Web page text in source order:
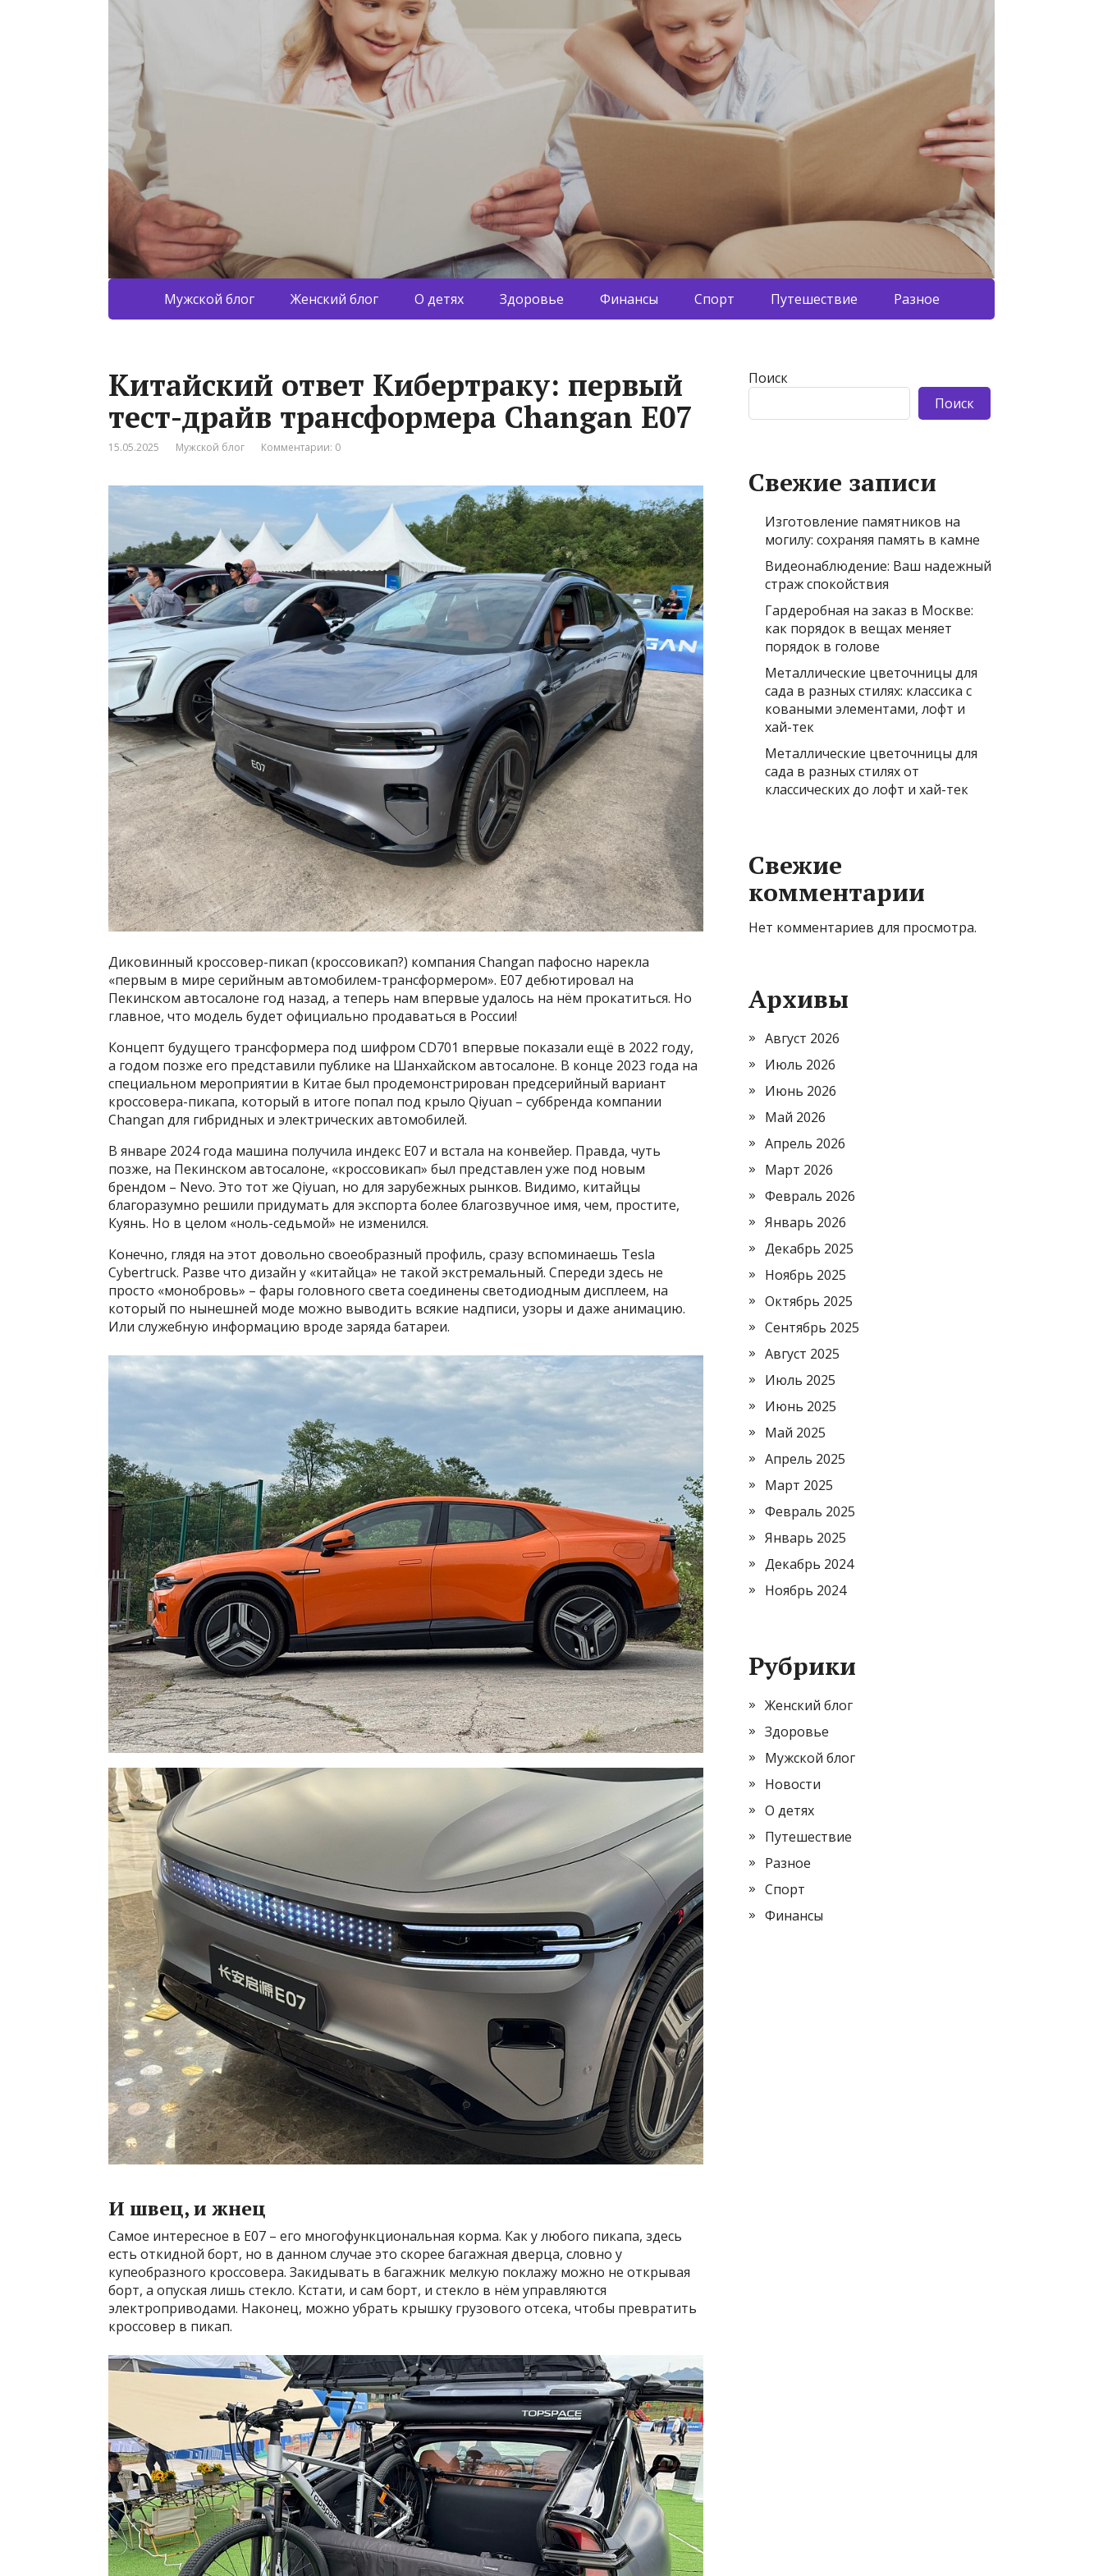
Мужской блог Женский блог О детях Здоровье Финансы Спорт Путешествие Разное
Китайский ответ Кибертраку: первый
тест-драйв трансформера Changan E07
15.05.2025 Мужской блог Комментарии: 0
Диковинный кроссовер-пикап (кроссовикап?) компания Changan пафосно нарекла
«первым в мире серийным автомобилем-трансформером». Е07 дебютировал на
Пекинском автосалоне год назад, а теперь нам впервые удалось на нём прокатиться. Но
главное, что модель будет официально продаваться в России!
Концепт будущего трансформера под шифром CD701 впервые показали ещё в 2022 году,
а годом позже его представили публике на Шанхайском автосалоне. В конце 2023 года на
специальном мероприятии в Китае был продемонстрирован предсерийный вариант
кроссовера-пикапа, который в итоге попал под крыло Qiyuan – суббренда компании
Changan для гибридных и электрических автомобилей.
В январе 2024 года машина получила индекс Е07 и встала на конвейер. Правда, чуть
позже, на Пекинском автосалоне, «кроссовикап» был представлен уже под новым
брендом – Nevo. Это тот же Qiyuan, но для зарубежных рынков. Видимо, китайцы
благоразумно решили придумать для экспорта более благозвучное имя, чем, простите,
Куянь. Но в целом «ноль-седьмой» не изменился.
Конечно, глядя на этот довольно своеобразный профиль, сразу вспоминаешь Tesla
Cybertruck. Разве что дизайн у «китайца» не такой экстремальный. Спереди здесь не
просто «монобровь» – фары головного света соединены светодиодным дисплеем, на
который по нынешней моде можно выводить всякие надписи, узоры и даже анимацию.
Или служебную информацию вроде заряда батареи.
И швец, и жнец
Самое интересное в Е07 – его многофункциональная корма. Как у любого пикапа, здесь
есть откидной борт, но в данном случае это скорее багажная дверца, словно у
купеобразного кроссовера. Закидывать в багажник мелкую поклажу можно не открывая
борт, а опуская лишь стекло. Кстати, и сам борт, и стекло в нём управляются
электроприводами. Наконец, можно убрать крышку грузового отсека, чтобы превратить
кроссовер в пикап.
Поиск
Поиск
Свежие записи
Изготовление памятников на
могилу: сохраняя память в камне
Видеонаблюдение: Ваш надежный
страж спокойствия
Гардеробная на заказ в Москве:
как порядок в вещах меняет
порядок в голове
Металлические цветочницы для
сада в разных стилях: классика с
коваными элементами, лофт и
хай-тек
Металлические цветочницы для
сада в разных стилях от
классических до лофт и хай-тек
Свежие
комментарии
Нет комментариев для просмотра.
Архивы
Август 2026
Июль 2026
Июнь 2026
Май 2026
Апрель 2026
Март 2026
Февраль 2026
Январь 2026
Декабрь 2025
Ноябрь 2025
Октябрь 2025
Сентябрь 2025
Август 2025
Июль 2025
Июнь 2025
Май 2025
Апрель 2025
Март 2025
Февраль 2025
Январь 2025
Декабрь 2024
Ноябрь 2024
Рубрики
Женский блог
Здоровье
Мужской блог
Новости
О детях
Путешествие
Разное
Спорт
Финансы